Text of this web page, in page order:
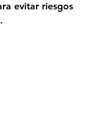
evitar riesgos